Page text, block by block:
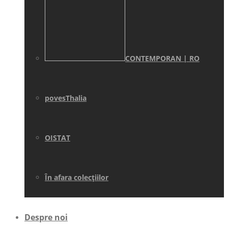
CONTEMPORAN | RO
povesThalia
OISTAT
În afara colecţiilor
Despre noi